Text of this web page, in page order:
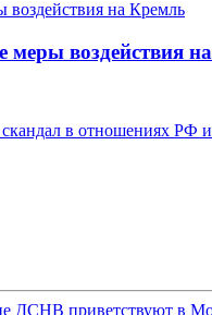
меры воздействия
в отношениях РФ